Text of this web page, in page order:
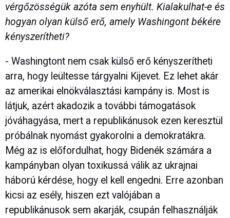
vérgőzösségük azóta sem enyhült. Kialakulhat-e és
hogyan olyan külső erő, amely Washingont békére
kényszerítheti?
- Washingtont nem csak külső erő kényszerítheti
arra, hogy leültesse tárgyalni Kijevet. Ez lehet akár
az amerikai elnökválasztási kampány is. Most is
látjuk, azért akadozik a további támogatások
jóváhagyása, mert a republikánusok ezen keresztül
próbálnak nyomást gyakorolni a demokratákra.
Még az is előfordulhat, hogy Bidenék számára a
kampányban olyan toxikussá válik az ukrajnai
háború kérdése, hogy el kell engedni. Erre azonban
kicsi az esély, hiszen ezt valójában a
republikánusok sem akarják, csupán felhasználják